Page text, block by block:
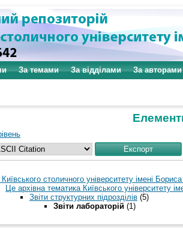
За темами За відділами За авторами
столичного університету імені Бориса
Це архівна тематика Київського університету
Звіти структурних підрозділів (5)
Звіти лабораторій (1)